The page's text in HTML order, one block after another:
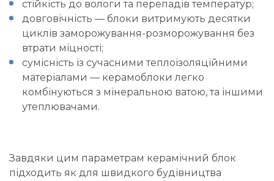
стійкість до вологи та перепадів температур;
довговічність — блоки витримують десятки
циклів заморожування-розморожування без
втрати міцності;
сумісність із сучасними теплоізоляційними
матеріалами — керамоблоки легко
комбінуються з мінеральною ватою, та іншими
утеплювачами.
Завдяки цим параметрам керамічний блок
підходить як для швидкого будівництва